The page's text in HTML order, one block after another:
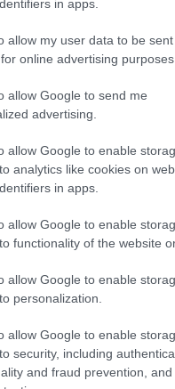
in apps.
allow my user data to be
online advertising purposes.
allow Google to send me
advertising.
allow Google to enable
analytics like cookies on
in apps.
allow Google to enable
functionality of the website
allow Google to enable
personalization.
allow Google to enable
security, including
and fraud prevention,
estek a Házasodna a
jelöltjei annyira
átrángatni